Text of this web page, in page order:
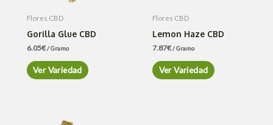
Flores CBD
Gorilla Glue CBD
6.05€/ Gramo
Ver Variedad
Flores CBD
Lemon Haze CBD
7.87€/ Gramo
Ver Variedad